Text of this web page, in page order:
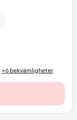
+6 bekvämligheter